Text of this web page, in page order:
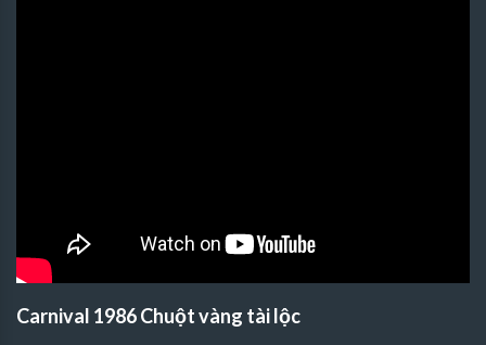
Carnival 1986 Chuột vàng tài lộc